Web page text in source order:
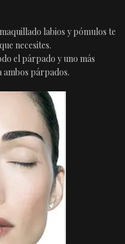
labios y pómulos te
necesites.
el párpado y uno más
ambos párpados.